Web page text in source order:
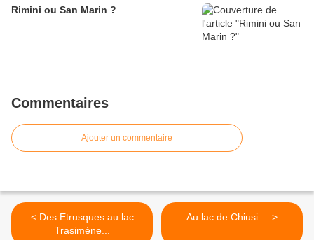
Rimini ou San Marin ?
Commentaires
Ajouter un commentaire
< Des Etrusques au lac
Trasiméne...
Au lac de Chiusi ... >